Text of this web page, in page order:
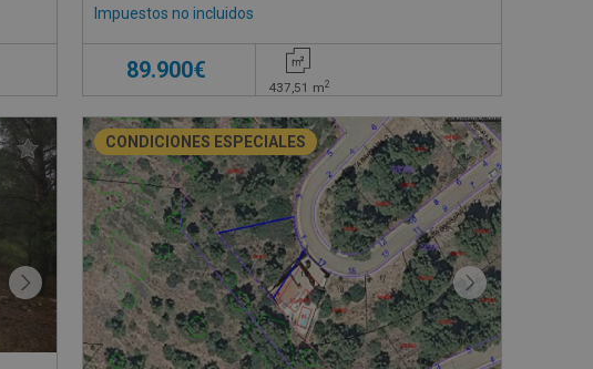
Impuestos no incluidos
89.900€
437,51 m2
CONDICIONES ESPECIALES